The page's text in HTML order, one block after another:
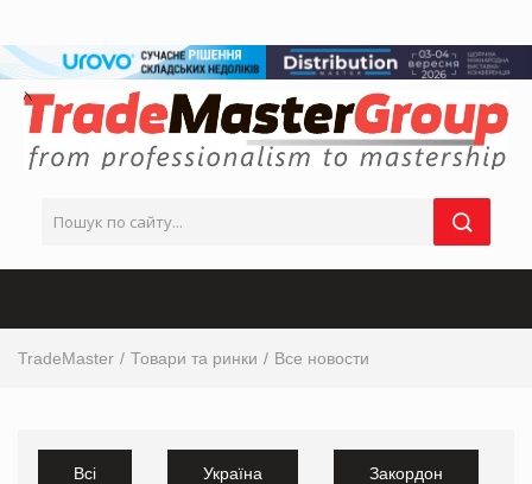
TradeMaster Товари та ринки Все новости
Всі Україна Закордон